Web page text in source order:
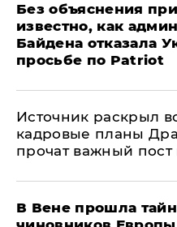
Без объяснения
известно, как
Байдена отказала
просьбе по Patriot
​Источник раскрыл
кадровые планы
прочат важный
В Вене прошла